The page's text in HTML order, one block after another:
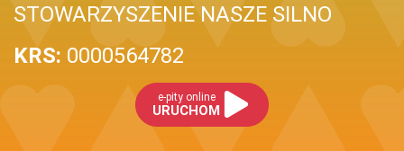
STOWARZYSZENIE NASZE SILNO
KRS: 0000564782
e-pity online
URUCHOM